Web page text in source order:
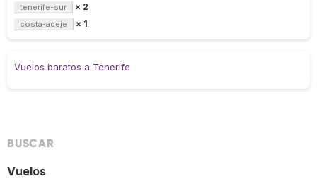
tenerife-sur × 2
costa-adeje × 1
Vuelos baratos a Tenerife
BUSCAR
Vuelos